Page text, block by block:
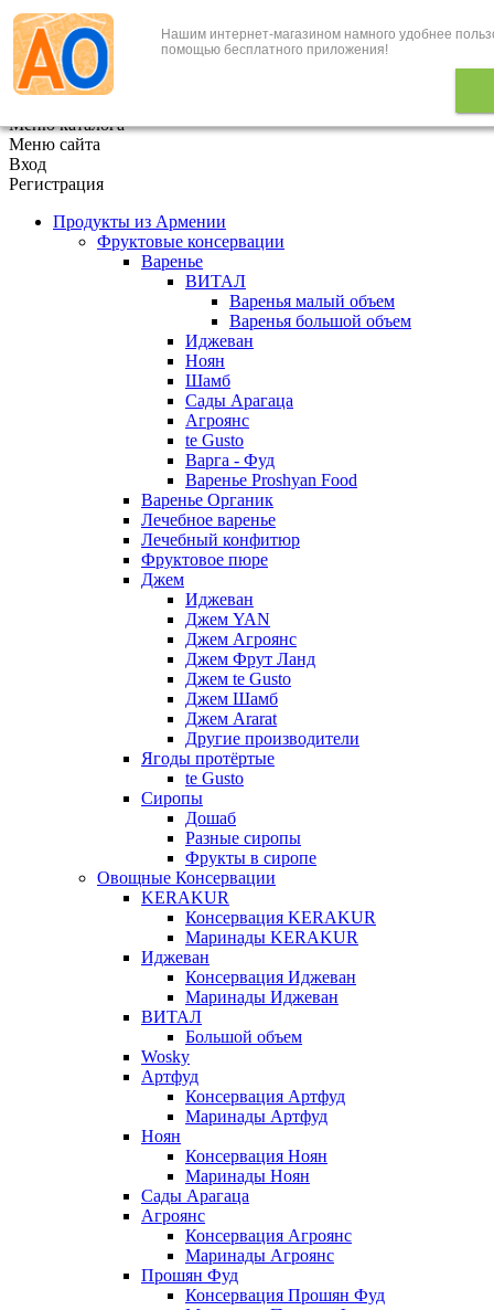
Нашим интернет-магазином намного удобнее
помощью бесплатного приложения!
+7 (495) 646-888-1
В корзине 0 товаров
Меню каталога
Меню сайта
Вход
Регистрация
Продукты из Армении
Фруктовые консервации
Варенье
ВИТАЛ
Варенья малый объем
Варенья большой объем
Иджеван
Ноян
Шамб
Сады Арагаца
Агроянс
te Gusto
Варга - Фуд
Варенье Proshyan Food
Варенье Органик
Лечебное варенье
Лечебный конфитюр
Фруктовое пюре
Джем
Иджеван
Джем YAN
Джем Агроянс
Джем Фрут Ланд
Джем te Gusto
Джем Шамб
Джем Ararat
Другие производители
Ягоды протёртые
te Gusto
Сиропы
Дошаб
Разные сиропы
Фрукты в сиропе
Овощные Консервации
KERAKUR
Консервация KERAKUR
Маринады KERAKUR
Иджеван
Консервация Иджеван
Маринады Иджеван
ВИТАЛ
Большой объем
Wosky
Артфуд
Консервация Артфуд
Маринады Артфуд
Ноян
Консервация Ноян
Маринады Ноян
Сады Арагаца
Агроянс
Консервация Агроянс
Маринады Агроянс
Прошян Фуд
Консервация Прошян Фуд